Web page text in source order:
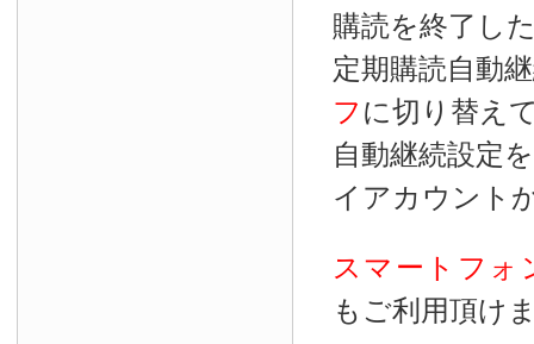
購読を終了し
定期購読自動
フ に切り替え
自動継続設定
イアカウント
スマートフォ
もご利用頂け